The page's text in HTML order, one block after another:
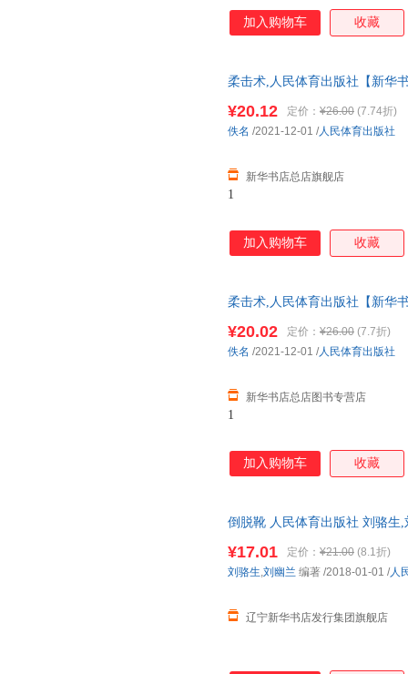
加入购物车 收藏
柔击术,人民体育出版社【新华
1
¥20.12 定价： ¥26.00 (7.74折)
新华书店总店旗舰店
佚名 /2021-12-01 /人民体育出版社
加入购物车 收藏
柔击术,人民体育出版社【新华
1
¥20.02 定价： ¥26.00 (7.7折)
新华书店总店图书专营店
佚名 /2021-12-01 /人民体育出版社
加入购物车 收藏
倒脱靴 人民体育出版社 刘骆生
¥17.01 定价： ¥21.00 (8.1折)
辽宁新华书店发行集团旗舰店
刘骆生,刘幽兰 编著 /2018-01-01 /人